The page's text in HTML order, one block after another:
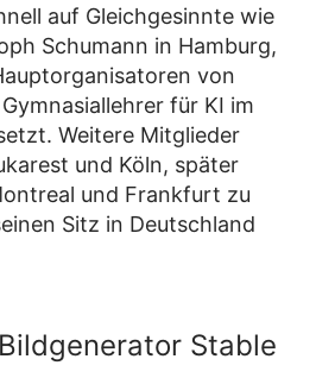
auf Gleichgesinnte wie
Schumann in Hamburg,
von
für KI im
Weitere Mitglieder
und Köln, später
und Frankfurt zu
Sitz in Deutschland
Stable